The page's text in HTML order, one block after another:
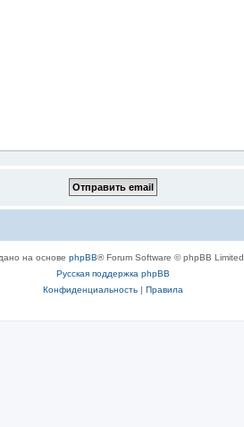
на основе phpBB® Forum Software © phpBB Limited
Русская поддержка phpBB
Конфиденциальность| Правила